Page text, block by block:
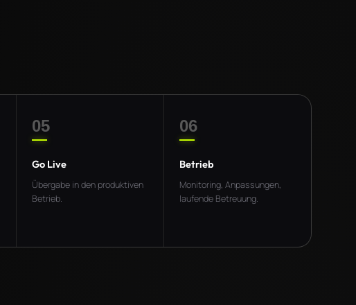
05
Go Live
Übergabe in den produktiven
Betrieb.
06
Betrieb
Monitoring, Anpassungen,
laufende Betreuung.